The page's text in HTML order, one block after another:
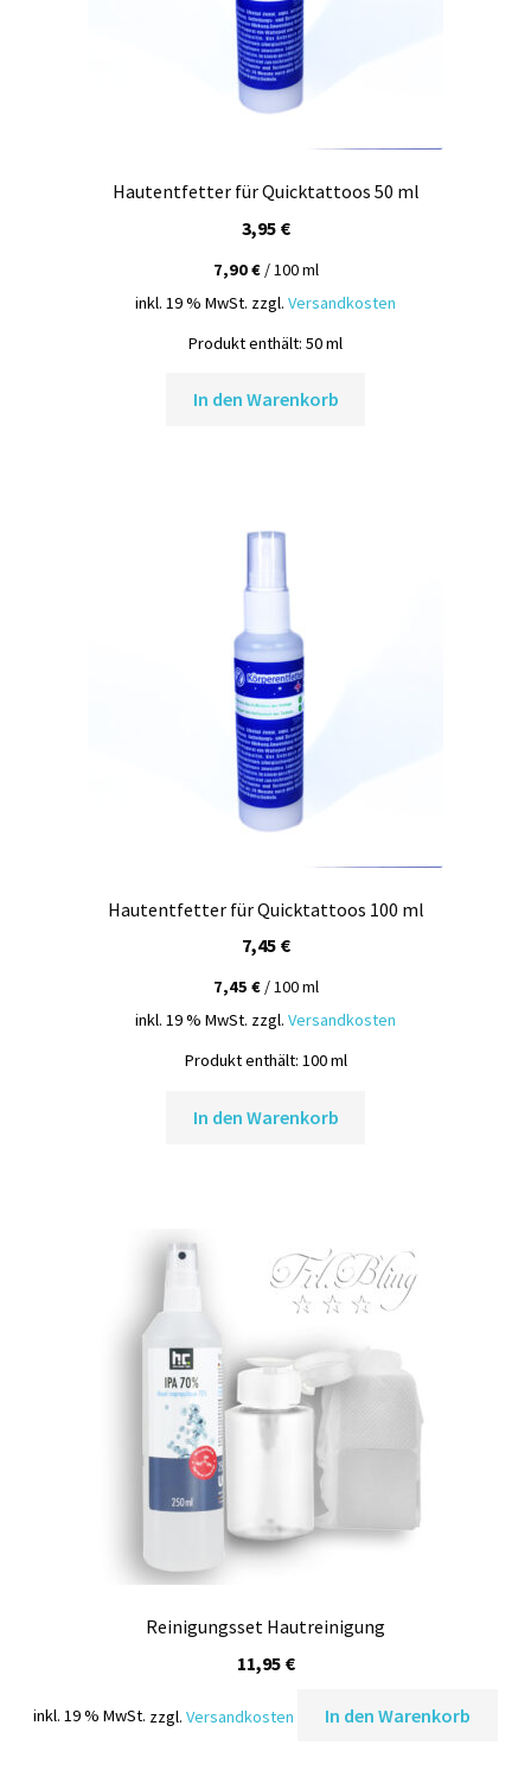
Hautentfetter für Quicktattoos 50 ml
3,95 €
7,90€/100ml
inkl. 19 % MwSt. zzgl. Versandkosten
Produkt enthält: 50ml
In den Warenkorb
Hautentfetter für Quicktattoos 100 ml
7,45 €
7,45 €/100ml
inkl. 19 % MwSt. zzgl. Versandkosten
Produkt enthält: 100ml
In den Warenkorb
Reinigungsset Hautreinigung
11,95 €
inkl. 19 % MwSt. zzgl.Versandkosten In den Warenkorb